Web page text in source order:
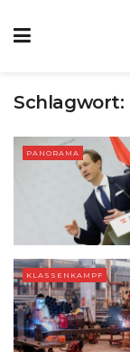
Schlagwort:
PANORAMA
KLASSENKAMPF